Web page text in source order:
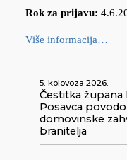
Rok za prijavu:
Više informacija…
5. kolovoza 2026.
Čestitka
Posavca
domovinske
branitelja